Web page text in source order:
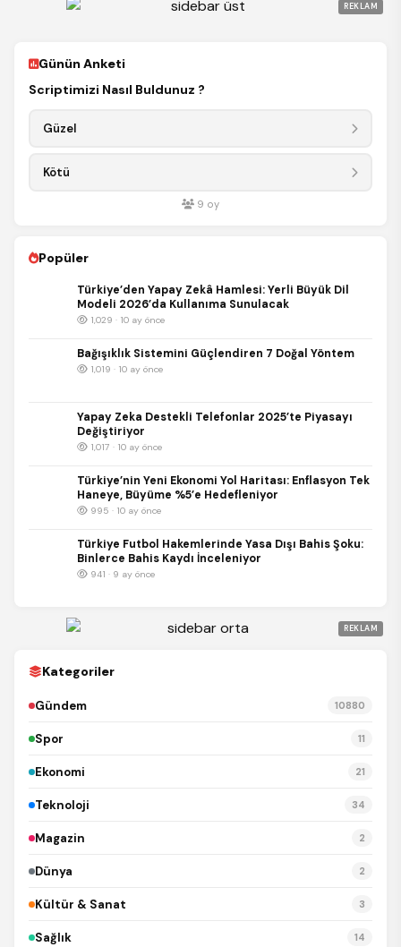
REKLAM
Günün Anketi
Scriptimizi Nasıl Buldunuz ?
Güzel
Kötü
9 oy
Popüler
Türkiye’den Yapay Zekâ Hamlesi: Yerli Büyük Dil
Modeli 2026’da Kullanıma Sunulacak
1,029 · 10 ay önce
Bağışıklık Sistemini Güçlendiren 7 Doğal Yöntem
1,019 · 10 ay önce
Yapay Zeka Destekli Telefonlar 2025’te Piyasayı
Değiştiriyor
1,017 · 10 ay önce
Türkiye’nin Yeni Ekonomi Yol Haritası: Enflasyon Tek
Haneye, Büyüme %5’e Hedefleniyor
995 · 10 ay önce
Türkiye Futbol Hakemlerinde Yasa Dışı Bahis Şoku:
Binlerce Bahis Kaydı İnceleniyor
941 · 9 ay önce
REKLAM
Kategoriler
Gündem 10880
Spor 11
Ekonomi 21
Teknoloji 34
Magazin 2
Dünya 2
Kültür & Sanat 3
Sağlık 14